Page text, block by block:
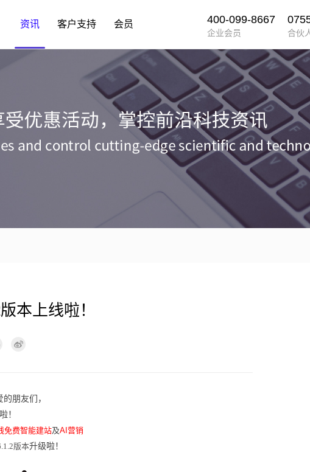
资讯 客户支持 会员 400-099-8667
企业会员 合伙
本上线啦！
朋友们，
！
免费智能建站及AI营销
版本升级啦！